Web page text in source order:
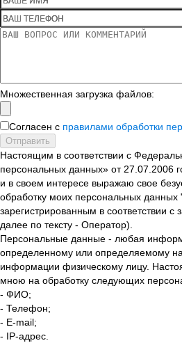
Множественная загрузка файлов:
Согласен с правилами обработки
Отправить
Настоящим в соответствии с
персональных данных» от 27.07.2006
и в своем интересе выражаю свое
обработку моих персональных данных
зарегистрированным в соответствии с
далее по тексту - Оператор).
Персональные данные - любая
определенному или определяемому
информации физическому лицу.
мною на обработку следующих
- ФИО;
- Телефон;
- E-mail;
- IP-адрес.